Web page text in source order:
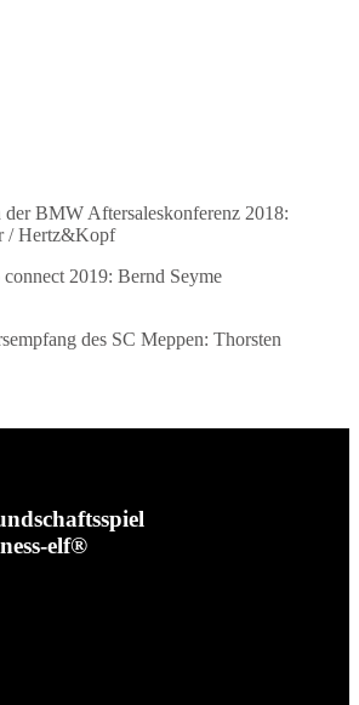
BMW Aftersaleskonferenz 2018:
/ Hertz&Kopf
2019: Bernd Seyme
des SC Meppen: Thorsten
elf®